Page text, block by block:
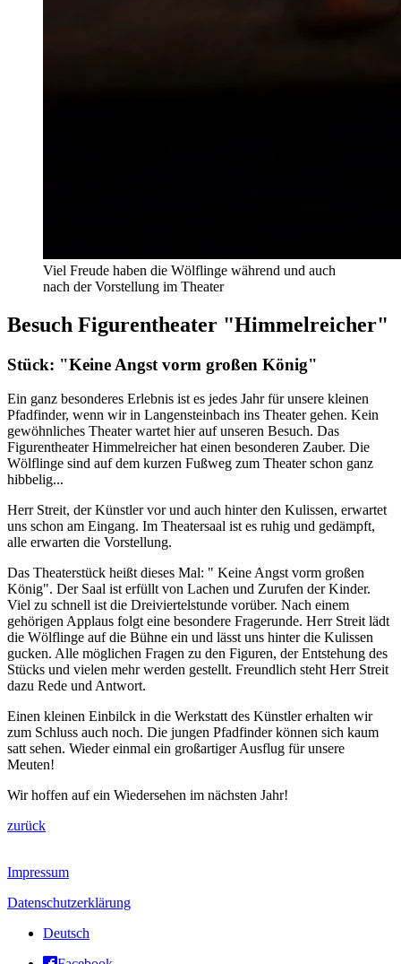
Viel Freude haben die Wölflinge während und auch
nach der Vorstellung im Theater
Besuch Figurentheater "Himmelreicher"
Stück: "Keine Angst vorm großen König"
Ein ganz besonderes Erlebnis ist es jedes Jahr für unsere kleinen
Pfadfinder, wenn wir in Langensteinbach ins Theater gehen. Kein
gewöhnliches Theater wartet hier auf unseren Besuch. Das
Figurentheater Himmelreicher hat einen besonderen Zauber. Die
Wölflinge sind auf dem kurzen Fußweg zum Theater schon ganz
hibbelig...
Herr Streit, der Künstler vor und auch hinter den Kulissen, erwartet
uns schon am Eingang. Im Theatersaal ist es ruhig und gedämpft,
alle erwarten die Vorstellung.
Das Theaterstück heißt dieses Mal: " Keine Angst vorm großen
König". Der Saal ist erfüllt von Lachen und Zurufen der Kinder.
Viel zu schnell ist die Dreiviertelstunde vorüber. Nach einem
gehörigen Applaus folgt eine besondere Fragerunde. Herr Streit lädt
die Wölflinge auf die Bühne ein und lässt uns hinter die Kulissen
gucken. Alle möglichen Fragen zu den Figuren, der Entstehung des
Stücks und vielen mehr werden gestellt. Freundlich steht Herr Streit
dazu Rede und Antwort.
Einen kleinen Einbilck in die Werkstatt des Künstler erhalten wir
zum Schluss auch noch. Die jungen Pfadfinder können sich kaum
satt sehen. Wieder einmal ein großartiger Ausflug für unsere
Meuten!
Wir hoffen auf ein Wiedersehen im nächsten Jahr!
zurück
Impressum
Datenschutzerklärung
Deutsch